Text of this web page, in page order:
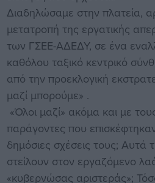
Διαδηλώσαμε στην πλατεία,
μετατροπή της εργατικής
των ΓΣΕΕ-ΑΔΕΔΥ, σε ένα
καθόλου ταξικό κεντρικό
από την προεκλογική
μαζί μπορούμε» .
«Όλοι μαζί» ακόμα και με
παράγοντες που
δημόσιες σχέσεις τους;
στείλουν στον εργαζόμενο
«κυβερνώσας αριστεράς»;